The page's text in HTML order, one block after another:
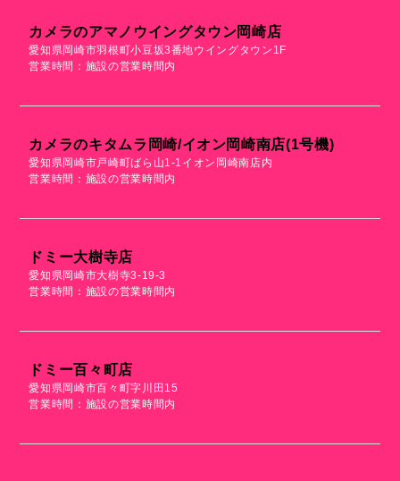
カメラのアマノウイングタウン岡崎店
愛知県岡崎市羽根町小豆坂3番地ウイングタウン1F
営業時間：施設の営業時間内
カメラのキタムラ岡崎/イオン岡崎南店(1号機)
愛知県岡崎市戸崎町ばら山1-1イオン岡崎南店内
営業時間：施設の営業時間内
ドミー大樹寺店
愛知県岡崎市大樹寺3-19-3
営業時間：施設の営業時間内
ドミー百々町店
愛知県岡崎市百々町字川田15
営業時間：施設の営業時間内